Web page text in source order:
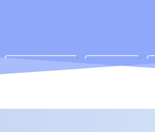
サポート体制 アクセス